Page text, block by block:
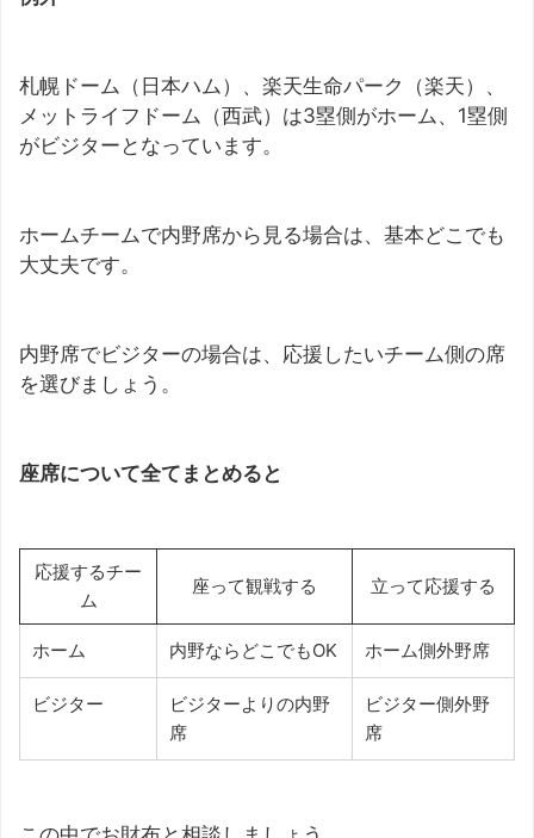
札幌ドーム（日本ハム）、楽天生命パーク（楽天）、
メットライフドーム（西武）は3塁側がホーム、1塁側
がビジターとなっています。
ホームチームで内野席から見る場合は、基本どこでも
大丈夫です。
内野席でビジターの場合は、応援したいチーム側の席
を選びましょう。
座席について全てまとめると
応援するチー
ム
座って観戦する 立って応援する
ホーム 内野ならどこでもOK ホーム側外野席
ビジター
ビジターよりの内野
席
ビジター側外野
席